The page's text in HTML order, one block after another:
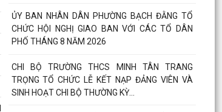
ỦY BAN NHÂN DÂN PHƯỜNG BẠCH ĐẰNG TỔ
CHỨC HỘI NGHỊ GIAO BAN VỚI CÁC TỔ DÂN
PHỐ THÁNG 8 NĂM 2026
CHI BỘ TRƯỜNG THCS MINH TÂN TRANG
TRỌNG TỔ CHỨC LỄ KẾT NẠP ĐẢNG VIÊN VÀ
SINH HOẠT CHI BỘ THƯỜNG KỲ...